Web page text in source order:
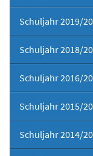
Schuljahr 2019/
Schuljahr 2018/
Schuljahr 2016/
Schuljahr 2015/
Schuljahr 2014/